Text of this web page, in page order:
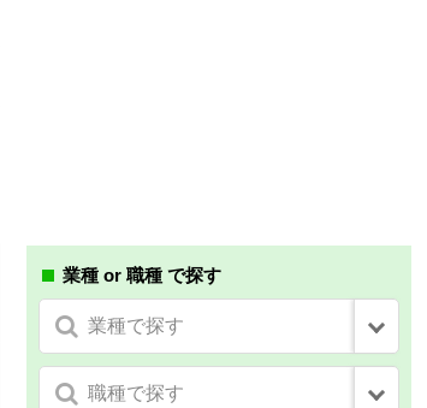
業種 or 職種 で探す
業種で探す
職種で探す